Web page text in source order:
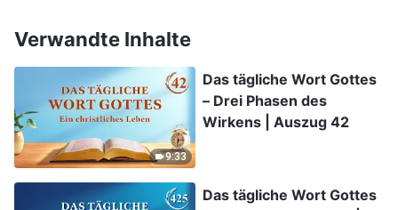
Verwandte Inhalte
9:33
Das tägliche Wort Gottes
– Drei Phasen des
Wirkens | Auszug 42
Das tägliche Wort Gottes